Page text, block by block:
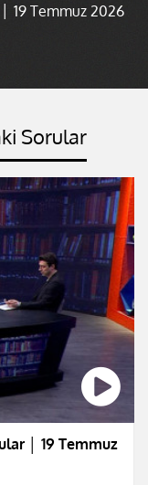
19 Temmuz 2026
Sorular
│ 19 Temmuz